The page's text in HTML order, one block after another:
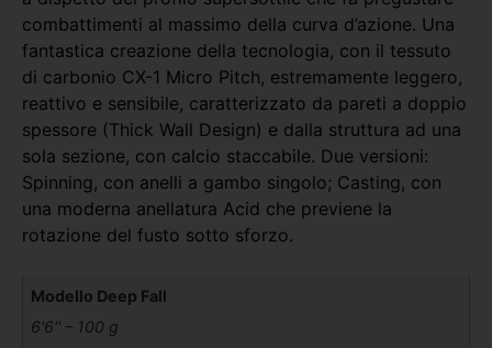
combattimenti al massimo della curva d’azione. Una
fantastica creazione della tecnologia, con il tessuto
di carbonio CX-1 Micro Pitch, estremamente leggero,
reattivo e sensibile, caratterizzato da pareti a doppio
spessore (Thick Wall Design) e dalla struttura ad una
sola sezione, con calcio staccabile. Due versioni:
Spinning, con anelli a gambo singolo; Casting, con
una moderna anellatura Acid che previene la
rotazione del fusto sotto sforzo.
Modello Deep Fall
6'6'' – 100 g